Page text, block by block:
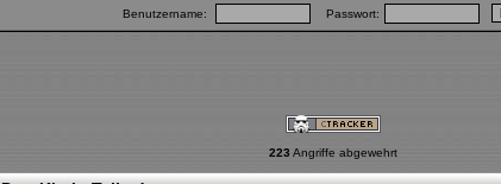
Benutzername: Passwort:
223 Angriffe abgewehrt